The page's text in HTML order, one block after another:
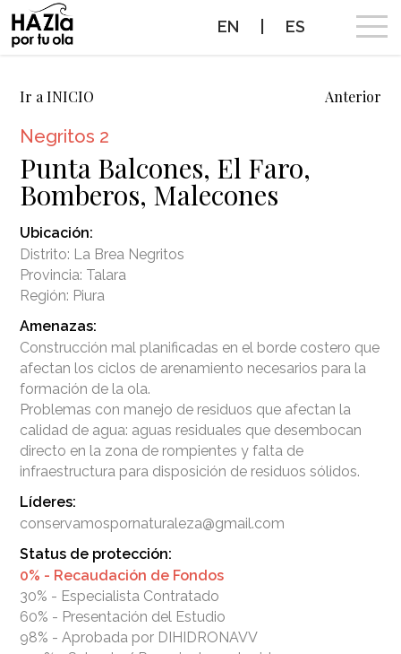
CAMPAÑA
OLAS A PROTEGER
OLAS PROTEGIDAS
NOTICIAS
PROTEGE TUS OLAS
ALIADOS
CONTACTO
EN ES
Ir a INICIO Anterior
Negritos 2
Punta Balcones, El Faro,
Bomberos, Malecones
Ubicación:
Distrito: La Brea Negritos
Provincia: Talara
Región: Piura
Amenazas:
Construcción mal planificadas en el borde costero que
afectan los ciclos de arenamiento necesarios para la
formación de la ola.
Problemas con manejo de residuos que afectan la
calidad de agua: aguas residuales que desembocan
directo en la zona de rompientes y falta de
Líderes:
conservamospornaturaleza@gmail.com
Status de protección:
0% - Recaudación de Fondos
30% - Especialista Contratado
60% - Presentación del Estudio
98% - Aprobada por DIHIDRONAVV